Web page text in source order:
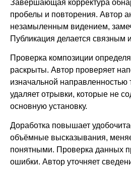
Завершающая корректура
пробелы и повторения. Автор
незамыленным видением,
Публикация делается связным
Проверка композиции
раскрыты. Автор проверяет
изначальной направленностью
удаляет отрывки, которые не
основную установку.
Доработка повышает
объёмные высказывания,
понятными. Проверка данных
ошибки. Автор уточняет